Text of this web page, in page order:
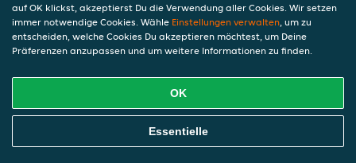
auf OK klickst, akzeptierst Du die Verwendung aller Cookies. Wir setzen
immer notwendige Cookies. Wähle Einstellungen verwalten, um zu
entscheiden, welche Cookies Du akzeptieren möchtest, um Deine
Präferenzen anzupassen und um weitere Informationen zu finden.
OK
Essentielle